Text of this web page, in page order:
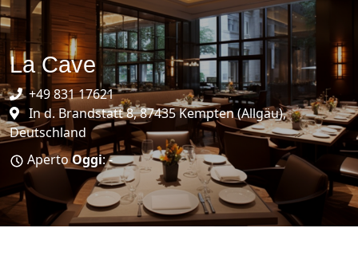
La Cave
+49 831 17621
In d. Brandstatt 8, 87435 Kempten (Allgäu),
Deutschland
ApertoOggi: -